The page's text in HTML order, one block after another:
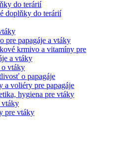
do terárií
doplňky do terárií
pre papagáje a vtáky
krmivo a vitamíny pre
a vtáky
o vtáky
o papagáje
a voliéry pre papagáje
hygiena pre vtáky
pre vtáky